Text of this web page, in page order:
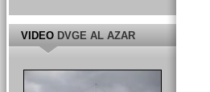
VIDEODVGE AL AZAR